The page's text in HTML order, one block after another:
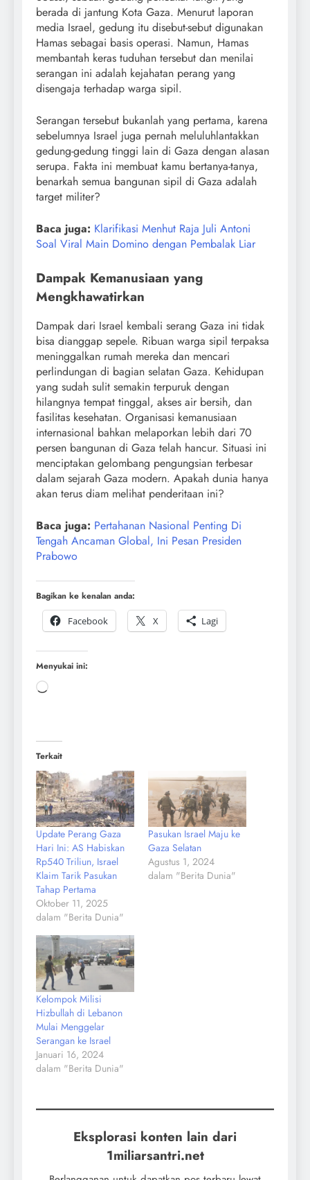
berada di jantung Kota Gaza. Menurut laporan
media Israel, gedung itu disebut-sebut digunakan
Hamas sebagai basis operasi. Namun, Hamas
membantah keras tuduhan tersebut dan menilai
serangan ini adalah kejahatan perang yang
disengaja terhadap warga sipil.
Serangan tersebut bukanlah yang pertama, karena
sebelumnya Israel juga pernah meluluhlantakkan
gedung-gedung tinggi lain di Gaza dengan alasan
serupa. Fakta ini membuat kamu bertanya-tanya,
benarkah semua bangunan sipil di Gaza adalah
target militer?
Baca juga: Klarifikasi Menhut Raja Juli Antoni
Soal Viral Main Domino dengan Pembalak Liar
Dampak Kemanusiaan yang
Mengkhawatirkan
Dampak dari Israel kembali serang Gaza ini tidak
bisa dianggap sepele. Ribuan warga sipil terpaksa
meninggalkan rumah mereka dan mencari
perlindungan di bagian selatan Gaza. Kehidupan
yang sudah sulit semakin terpuruk dengan
hilangnya tempat tinggal, akses air bersih, dan
fasilitas kesehatan. Organisasi kemanusiaan
internasional bahkan melaporkan lebih dari 70
persen bangunan di Gaza telah hancur. Situasi ini
menciptakan gelombang pengungsian terbesar
dalam sejarah Gaza modern. Apakah dunia hanya
akan terus diam melihat penderitaan ini?
Baca juga: Pertahanan Nasional Penting Di
Tengah Ancaman Global, Ini Pesan Presiden
Prabowo
Bagikan ke kenalan anda:
Facebook
X Lagi
Menyukai ini:
Terkait
Update Perang Gaza
Hari Ini: AS Habiskan
Rp540 Triliun, Israel
Klaim Tarik Pasukan
Tahap Pertama
Oktober 11, 2025
dalam "Berita Dunia"
Pasukan Israel Maju ke
Gaza Selatan
Agustus 1, 2024
dalam "Berita Dunia"
Kelompok Milisi
Hizbullah di Lebanon
Mulai Menggelar
Serangan ke Israel
Januari 16, 2024
dalam "Berita Dunia"
Eksplorasi konten lain dari
1miliarsantri.net